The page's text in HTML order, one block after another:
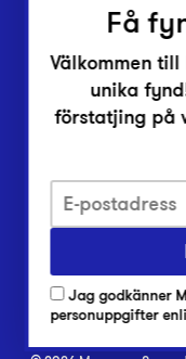
Integritetsskyddspolicy
Har du frågor om
Har du frågor om vår
Vanliga frågor om
Få
Välkommen
unika
förstatjing på
Jag godkänner
personuppgifter